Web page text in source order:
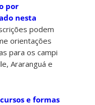
por
nesta
podem
orientações
para os campi
Araranguá e
e formas